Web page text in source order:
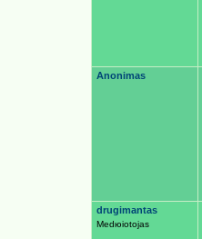
Anonimas
drugimantas
Medюiotojas